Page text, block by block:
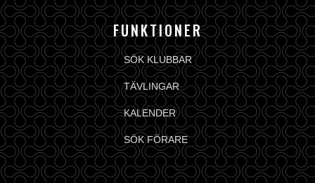
FUNKTIONER
SÖK KLUBBAR
TÄVLINGAR
KALENDER
SÖK FÖRARE